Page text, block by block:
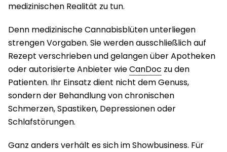
medizinischen Realität zu tun.
Denn medizinische Cannabisblüten unterliegen
strengen Vorgaben. Sie werden ausschließlich auf
Rezept verschrieben und gelangen über Apotheken
oder autorisierte Anbieter wieCanDoc zu den
Patienten. Ihr Einsatz dient nicht dem Genuss,
sondern der Behandlung von chronischen
Schmerzen, Spastiken, Depressionen oder
Schlafstörungen.
Ganz anders verhält es sich im Showbusiness. Für